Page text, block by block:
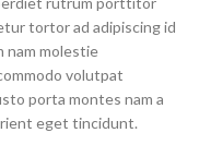
tortor ad adipiscing id
nam molestie
volutpat
porta montes nam a
eget tincidunt.